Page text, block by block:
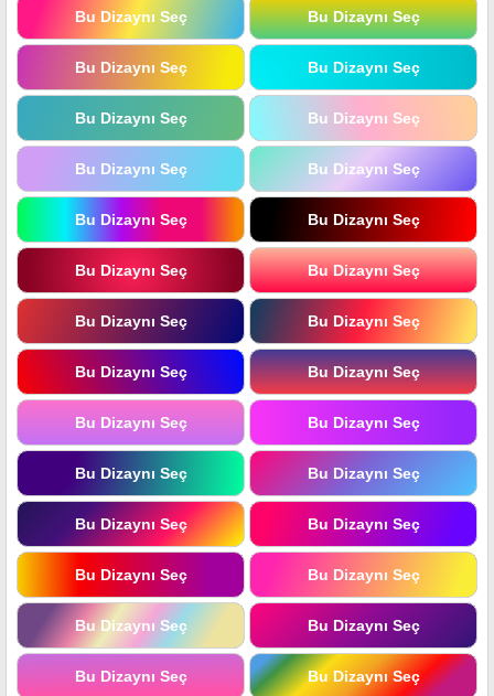
Bu Dizaynı Seç Bu Dizaynı Seç
Bu Dizaynı Seç Bu Dizaynı Seç
Bu Dizaynı Seç Bu Dizaynı Seç
Bu Dizaynı Seç Bu Dizaynı Seç
Bu Dizaynı Seç Bu Dizaynı Seç
Bu Dizaynı Seç Bu Dizaynı Seç
Bu Dizaynı Seç Bu Dizaynı Seç
Bu Dizaynı Seç Bu Dizaynı Seç
Bu Dizaynı Seç Bu Dizaynı Seç
Bu Dizaynı Seç Bu Dizaynı Seç
Bu Dizaynı Seç Bu Dizaynı Seç
Bu Dizaynı Seç Bu Dizaynı Seç
Bu Dizaynı Seç Bu Dizaynı Seç
Bu Dizaynı Seç Bu Dizaynı Seç